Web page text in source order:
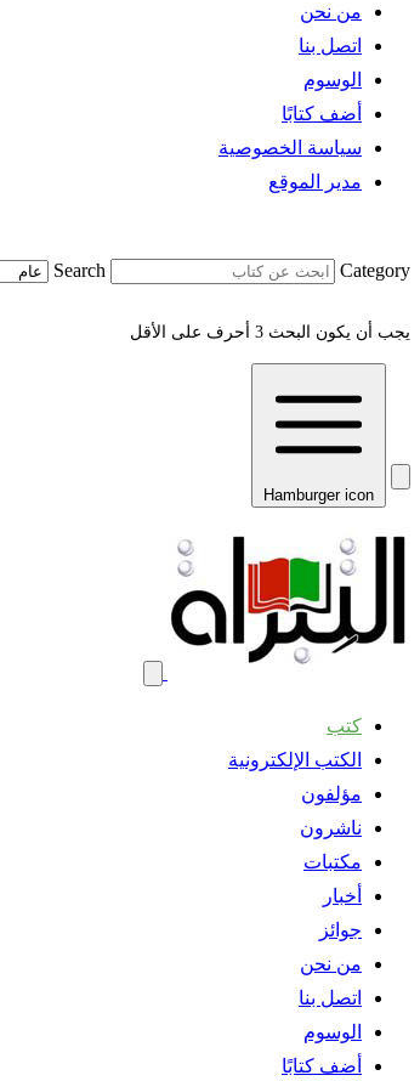
من نحن
اتصل بنا
الوسوم
أضف كتابًا
سياسة الخصوصية
مدير الموقع
Search Category
يجب أن يكون البحث 3 أحرف على الأقل
Hamburger icon
كتب
الكتب الإلكترونية
مؤلفون
ناشرون
مكتبات
أخبار
جوائز
من نحن
اتصل بنا
الوسوم
أضف كتابًا